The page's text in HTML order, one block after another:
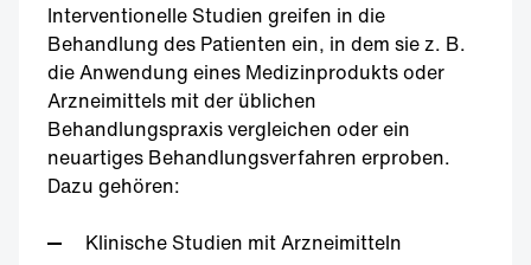
Interventionelle Studien greifen in die
Behandlung des Patienten ein, in dem sie z. B.
die Anwendung eines Medizinprodukts oder
Arzneimittels mit der üblichen
Behandlungspraxis vergleichen oder ein
neuartiges Behandlungsverfahren erproben.
Dazu gehören:
Klinische Studien mit Arzneimitteln